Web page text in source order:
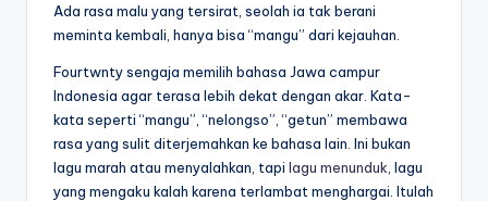
Ada rasa malu yang tersirat, seolah ia tak berani
meminta kembali, hanya bisa “mangu” dari kejauhan.
Fourtwnty sengaja memilih bahasa Jawa campur
Indonesia agar terasa lebih dekat dengan akar. Kata-
kata seperti “mangu”, “nelongso”, “getun” membawa
rasa yang sulit diterjemahkan ke bahasa lain. Ini bukan
lagu marah atau menyalahkan, tapi lagu menunduk , lagu
yang mengaku kalah karena terlambat menghargai. Itulah